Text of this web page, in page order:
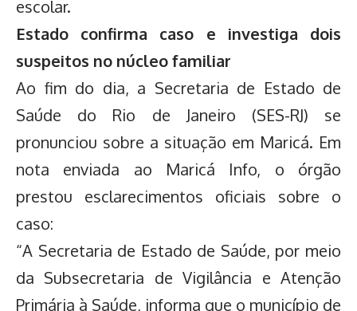
escolar.
Estado confirma caso e investiga dois
suspeitos no núcleo familiar
Ao fim do dia, a Secretaria de Estado de
Saúde do Rio de Janeiro (SES-RJ) se
pronunciou sobre a situação em Maricá. Em
nota enviada ao Maricá Info, o órgão
prestou esclarecimentos oficiais sobre o
caso:
“A Secretaria de Estado de Saúde, por meio
da Subsecretaria de Vigilância e Atenção
Primária à Saúde, informa que o município de